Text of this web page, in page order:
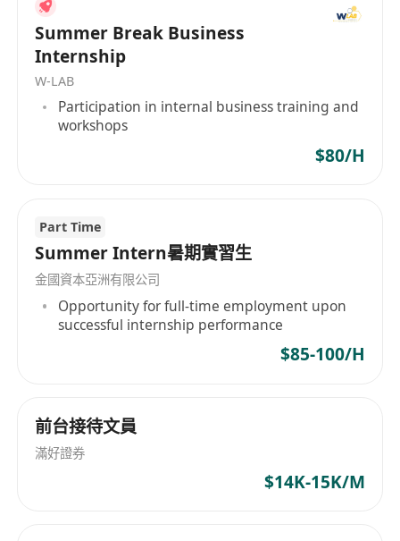
1. 学历专业：财务、金融类相关专业本科及以上学
历；
2. 工作经验：三年以上资金相关工作经验；具有银
行运营/清算/对账、或企业会计/应付应收/资金岗位
经验优先；
3. 专业能力：熟练使用Excel及网银系统，具备基本
Summer Break Business
Internship
W-LAB
Participation in internal business training and
workshops
$80/H
Part Time
Summer Intern暑期實習生
金國資本亞洲有限公司
Opportunity for full-time employment upon
successful internship performance
$85-100/H
前台接待文員
滿好證券
$14K-15K/M